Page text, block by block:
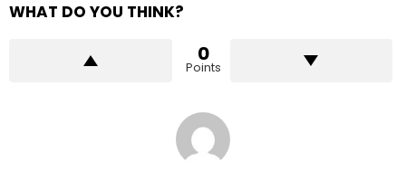
WHAT DO YOU THINK?
0
Points